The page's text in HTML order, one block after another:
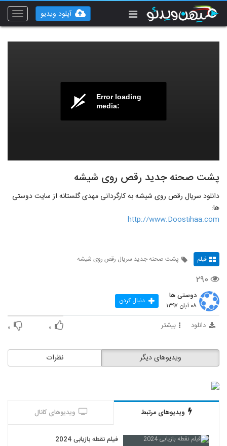
Toggle
آپلود ویدیو
Error loading
media:
پشت صحنه جدید رقص روی شیشه
دانلود سریال رقص روی شیشه به کارگردانی مهدی گلستانه از سایت دوستی
ها:
http://www.Doostihaa.com
فیلم پشت صحنه جدید سریال رقص روی شیشه
۲۹۰
دوستی ها
۰۸ آبان ۱۳۹۷ دنبال کردن
دانلود بیشتر ۰ ۰
نظرات ویدیوهای دیگر
ویدیوهای مرتبط ویدیوهای کانال
فیلم نقطه بازیابی 2024